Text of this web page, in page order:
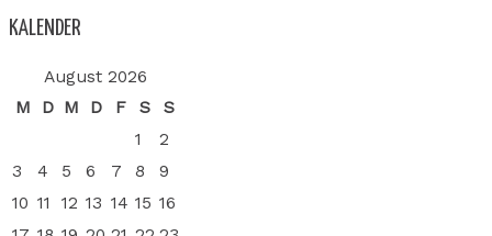
KALENDER
August 2026
M
D M D F S
S
1
2
3
4 5 6 7 8
9
10 11 12 13 14 15 16